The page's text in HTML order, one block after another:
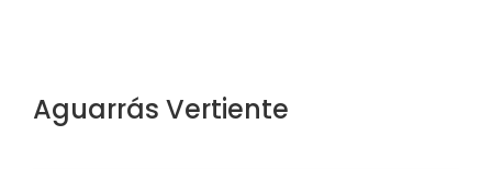
Aguarrás Vertiente